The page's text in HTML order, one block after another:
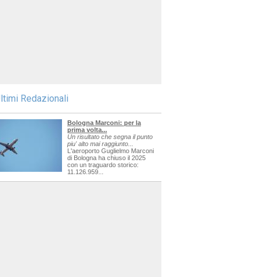
Redazionali
Bologna Marconi: per la
prima volta...
Un risultato che segna il punto
piu' alto mai raggiunto...
L'aeroporto Guglielmo Marconi
di Bologna ha chiuso il 2025
con un traguardo storico:
11.126.959...